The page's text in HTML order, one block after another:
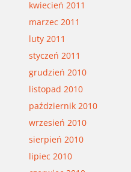
kwiecień 2011
marzec 2011
luty 2011
styczeń 2011
grudzień 2010
listopad 2010
październik 2010
wrzesień 2010
sierpień 2010
lipiec 2010